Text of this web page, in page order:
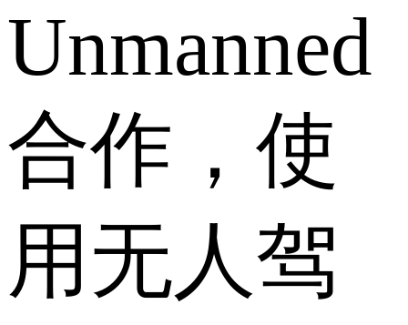
Unmanned
合作，使
用无人驾